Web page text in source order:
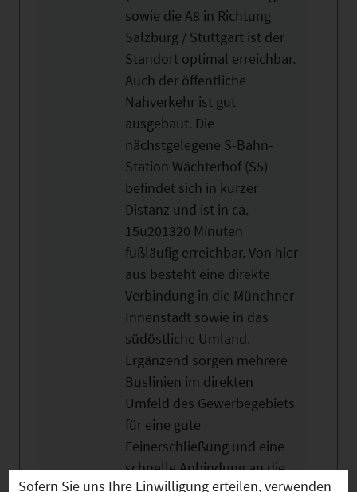
sowie die A8 in Richtung
Salzburg / Stuttgart ist der
Standort optimal erreichbar.
Auch der öffentliche
Nahverkehr ist gut
ausgebaut. Die
nächstgelegene S-Bahn-
Station Wächterhof (S5)
befindet sich in kurzer
Distanz und ist in ca.
15u201320 Minuten
fußläufig erreichbar. Von hier
aus besteht eine direkte
Verbindung in die Münchner
Innenstadt sowie in das
südöstliche Umland.
Ergänzend sorgen mehrere
Buslinien im direkten
Umfeld des Gewerbegebiets
für eine gute
Feinerschließung und eine
schnelle Anbindung an die
Sofern Sie uns Ihre Einwilligung erteilen, verwenden